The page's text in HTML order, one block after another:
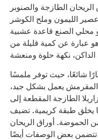
الطازجة والصنوبر
الليمون وملح الكوشر
محلي الصنع قاعدة عشبية
عبارة عن كمية قليلة من
شائعًا، حيث توفر ملمسًا
المقرمش يعمل بشكل جيد،
الطازجة المقطعة إلى
يخلق طبقة كريمية. تضيف
الحموضة. أوراق الريحان
تتضمن بعض الوصفات أيضًا